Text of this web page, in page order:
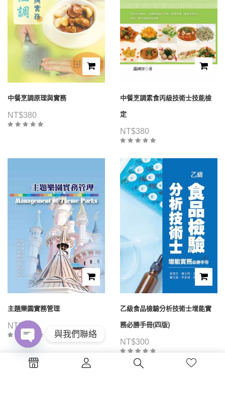
中餐烹調原理與實務
NT$380
中餐烹調素食丙級技術士技能檢
定
NT$380
主題樂園實務管理
NT$ 480
乙級食品檢驗分析技術士增能實
務必勝手冊(四版)
NT$300
與我們聯絡
chaty